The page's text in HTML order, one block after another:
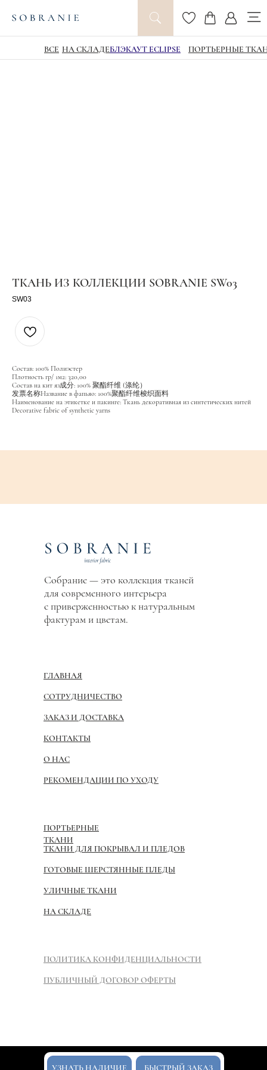
ВСЕ НА СКЛАДЕБЛЭКАУТ ECLIPSE ПОРТЬЕРНЫЕ
ТКАНЬ ИЗ КОЛЛЕКЦИИ SOBRANIE SW03
SW03
Состав: 100% Полиэстер
Плотность гр/ 1м2: 320,00
Состав на кит яз成分: 100% 聚酯纤维 (涤纶）
发票名称Название в фапьяо: 100%聚酯纤维梭织面料
Наименование на этикетке и пакинге: Ткань декоративная из синтетических нитей
Decorative fabric of synthetic yarns
Собрание — это коллекция тканей
для современного интерьера
с приверженностью к натуральным
фактурам и цветам.
ГЛАВНАЯ
СОТРУДНИЧЕСТВО
ЗАКАЗ И ДОСТАВКА
КОНТАКТЫ
О НАС
ПОЛИТИКА КОНФИДЕНЦИАЛЬНОСТИ
ПОРТЬЕРНЫЕ
ТКАНИ
ТКАНИ ДЛЯ ПОКРЫВАЛ И ПЛЕДОВ
ГОТОВЫЕ ШЕРСТЯННЫЕ ПЛЕДЫ
УЛИЧНЫЕ ТКАНИ
НА СКЛАДЕ
РЕКОМЕНДАЦИИ ПО УХОДУ
ПУБЛИЧНЫЙ ДОГОВОР ОФЕРТЫ
УЗНАТЬ НАЛИЧИЕ БЫСТРЫЙ ЗАКАЗ
Made on Tilda